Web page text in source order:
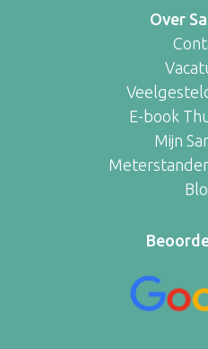
Over
E-book
Mijn